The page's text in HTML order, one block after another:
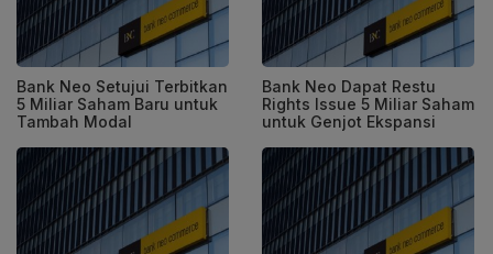
Bank Neo Setujui Terbitkan
5 Miliar Saham Baru untuk
Tambah Modal
Bank Neo Dapat Restu
Rights Issue 5 Miliar Saham
untuk Genjot Ekspansi